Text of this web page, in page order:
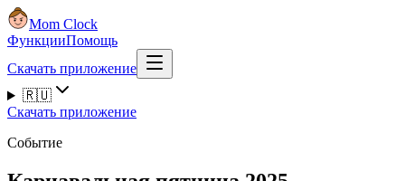
Mom Clock
ФункцииПомощь
Скачать приложение
🇷🇺
Скачать приложение
Событие